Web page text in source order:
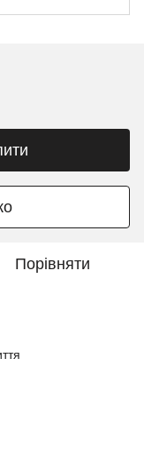
Порівняти